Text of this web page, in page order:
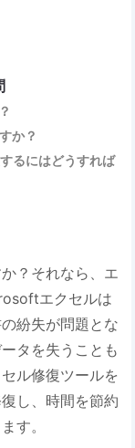
か？
るにはどうすれば
？それなら、エ
エクセルは
紛失が問題とな
タを失うことも
ル修復ツールを
し、時間を節約
す。